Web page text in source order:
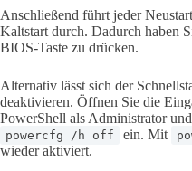
Anschließend führt jeder
Kaltstart durch. Dadurch haben
BIOS-Taste zu drücken.
Alternativ lässt sich der
deaktivieren. Öffnen Sie die
PowerShell als Administrator
powercfg /h off ein. Mit
wieder aktiviert.